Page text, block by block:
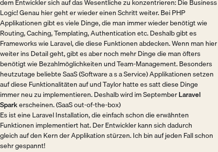
dem Entwickler sich auf das Wesentliche zu konzentrieren: Die Business
Logic! Genau hier geht er wieder einen Schritt weiter. Bei PHP
Applikationen gibt es viele Dinge, die man immer wieder benötigt wie
Routing, Caching, Templating, Authentication etc. Deshalb gibt es
Frameworks wie Laravel, die diese Funktionen abdecken. Wenn man hier
weiter ins Detail geht, gibt es aber noch mehr Dinge die man öfters
benötigt wie Bezahlmöglichkeiten und Team-Management. Besonders
heutzutage beliebte SaaS (Software a s a Service) Applikationen setzen
auf diese Funktionalitäten auf und Taylor hatte es satt diese Dinge
immer neu zu implementieren. Deshalb wird im SeptemberLaravel
Sparkerscheinen. (SaaS out-of-the-box)
Es ist eine Laravel Installation, die einfach schon die erwähnten
Funktionen implementiert hat. Der Entwickler kann sich dadurch
gleich auf den Kern der Applikation stürzen. Ich bin auf jeden Fall schon
sehr gespannt!